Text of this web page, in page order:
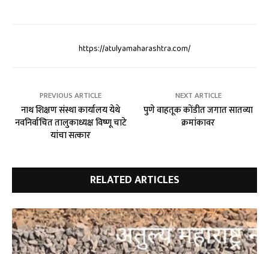
https://atulyamaharashtra.com/
PREVIOUS ARTICLE
नाथ शिक्षण संस्था कार्यालय येथे
नवनिर्वाचित तालुकाध्यक्ष विष्णू चाटे
यांचा सत्कार
NEXT ARTICLE
पुणे वाहतूक कोंडीत जगात सातव्या
क्रमांकावर
RELATED ARTICLES